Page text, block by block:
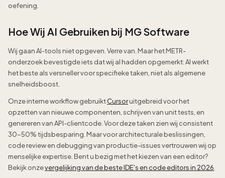
oefening.
Hoe Wij AI Gebruiken bij MG Software
Wij gaan AI-tools niet opgeven. Verre van. Maar het METR-
onderzoek bevestigde iets dat wij al hadden opgemerkt: AI werkt
het beste als versneller voor specifieke taken, niet als algemene
snelheidsboost.
Onze interne workflow gebruiktCursoruitgebreid voor het
opzetten van nieuwe componenten, schrijven van unit tests, en
genereren van API-clientcode. Voor deze taken zien wij consistent
30-50% tijdsbesparing. Maar voor architecturale beslissingen,
code review en debugging van productie-issues vertrouwen wij op
menselijke expertise. Bent u bezig met het kiezen van een editor?
Bekijk onzevergelijking van de beste IDE's en code editors in 2026